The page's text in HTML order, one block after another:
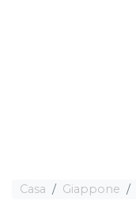
Casa Giappone